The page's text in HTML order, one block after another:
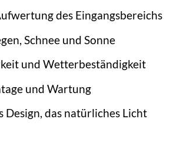
des Eingangsbereichs
Schnee und Sonne
und Wetterbeständigkeit
und Wartung
Design, das natürliches Licht